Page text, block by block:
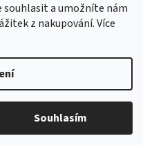
souhlasit a umožníte nám
z nakupování.Více
Souhlasím
vyhrazena.
widget.